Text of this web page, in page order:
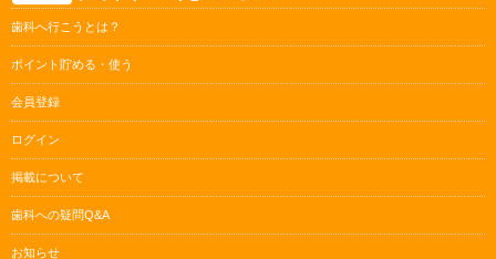
歯科へ行こうとは？
ポイント貯める・使う
会員登録
ログイン
掲載について
歯科への疑問Q&A
お知らせ